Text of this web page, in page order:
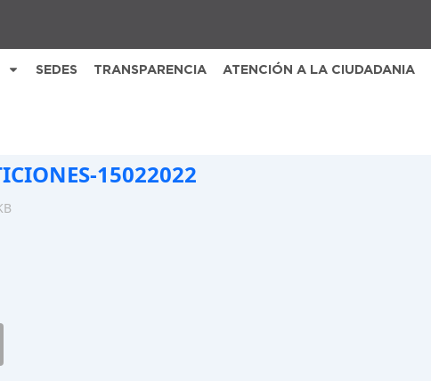
SEDES TRANSPARENCIA ATENCIÓN A LA CIUDADANIA
15022022